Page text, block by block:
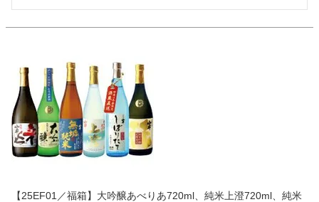
【25EF01／福箱】大吟醸あべりあ720ml、純米上澄720ml、純米